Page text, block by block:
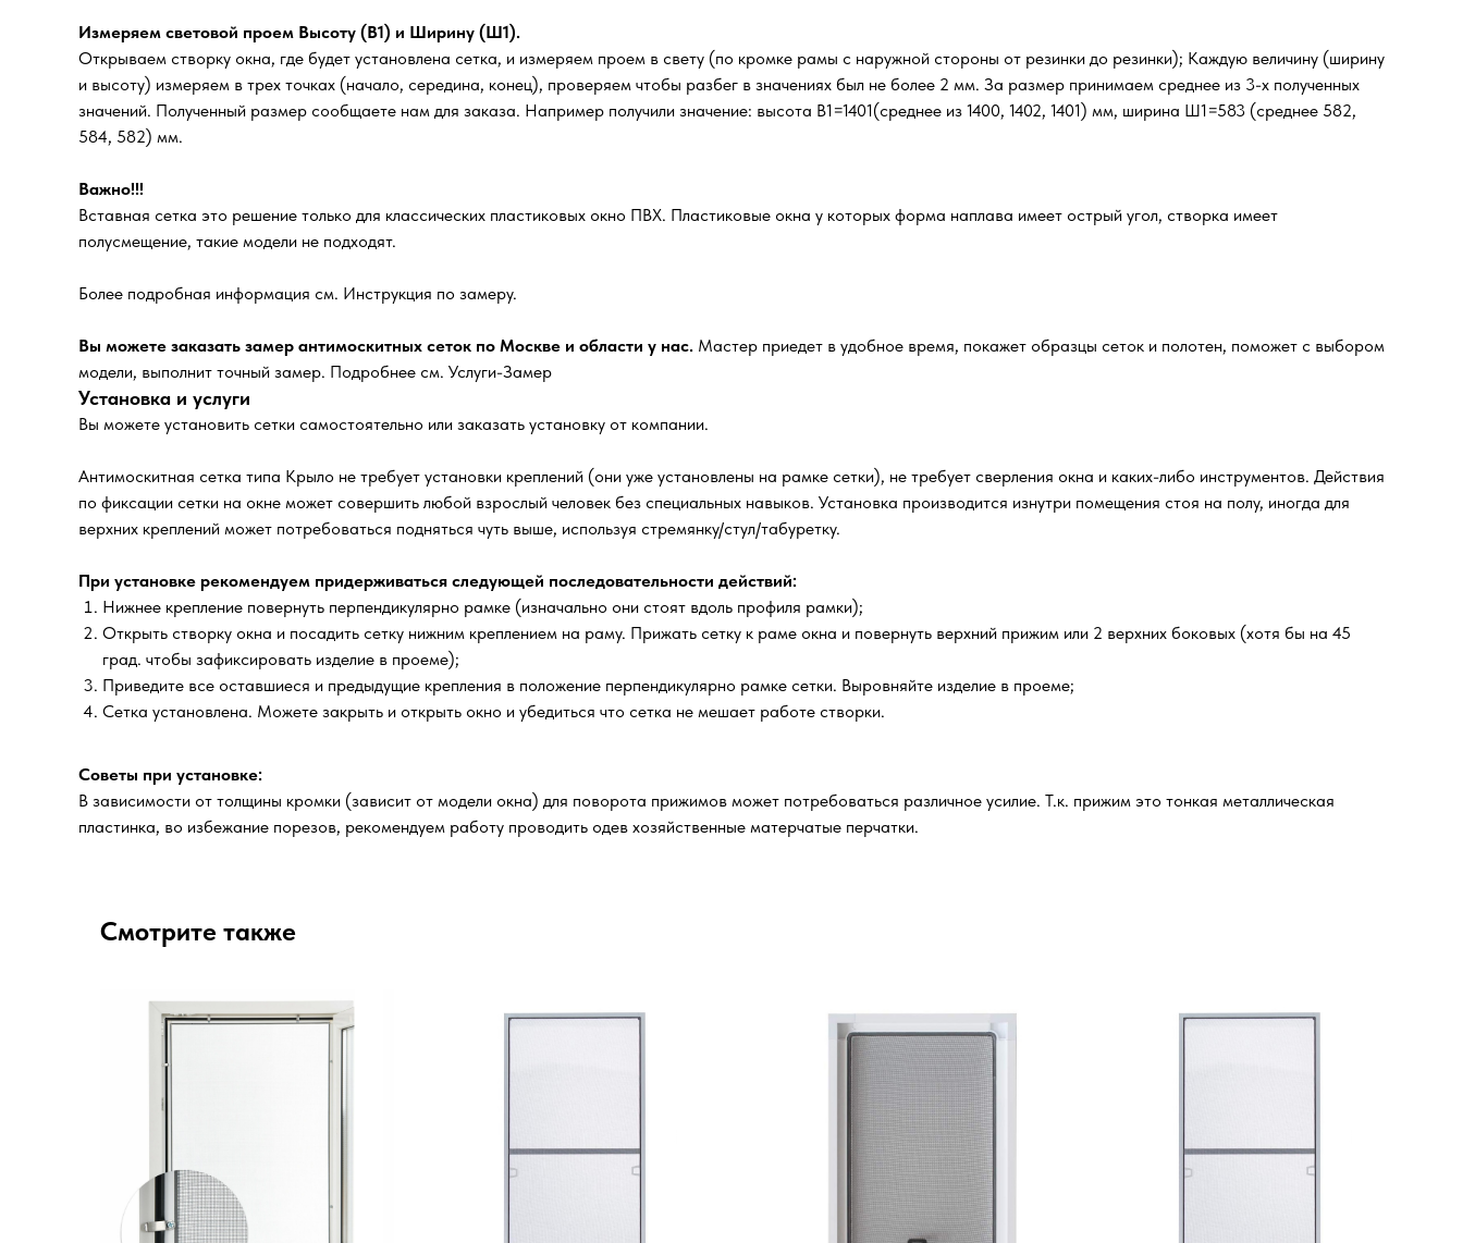
Измеряем световой проем Высоту (В1) и Ширину (Ш1).
Открываем створку окна, где будет установлена сетка, и измеряем проем в свету (по кромке рамы с наружной стороны от резинки до резинки); Каждую величину (ширину
и высоту) измеряем в трех точках (начало, середина, конец), проверяем чтобы разбег в значениях был не более 2 мм. За размер принимаем среднее из 3-х полученных
значений. Полученный размер сообщаете нам для заказа. Например получили значение: высота В1=1401(среднее из 1400, 1402, 1401) мм, ширина Ш1=583 (среднее 582,
584, 582) мм.
Важно!!!
Вставная сетка это решение только для классических пластиковых окно ПВХ. Пластиковые окна у которых форма наплава имеет острый угол, створка имеет
полусмещение, такие модели не подходят.
Более подробная информация см. Инструкция по замеру.
Вы можете заказать замер антимоскитных сеток по Москве и области у нас. Мастер приедет в удобное время, покажет образцы сеток и полотен, поможет с выбором
модели, выполнит точный замер. Подробнее см. Услуги-Замер
Установка и услуги
Вы можете установить сетки самостоятельно или заказать установку от компании.
Антимоскитная сетка типа Крыло не требует установки креплений (они уже установлены на рамке сетки), не требует сверления окна и каких-либо инструментов. Действия
по фиксации сетки на окне может совершить любой взрослый человек без специальных навыков. Установка производится изнутри помещения стоя на полу, иногда для
верхних креплений может потребоваться подняться чуть выше, используя стремянку/стул/табуретку.
При установке рекомендуем придерживаться следующей последовательности действий:
Нижнее крепление повернуть перпендикулярно рамке (изначально они стоят вдоль профиля рамки);
Открыть створку окна и посадить сетку нижним креплением на раму. Прижать сетку к раме окна и повернуть верхний прижим или 2 верхних боковых (хотя бы на 45
град. чтобы зафиксировать изделие в проеме);
Приведите все оставшиеся и предыдущие крепления в положение перпендикулярно рамке сетки. Выровняйте изделие в проеме;
Сетка установлена. Можете закрыть и открыть окно и убедиться что сетка не мешает работе створки.
Советы при установке:
В зависимости от толщины кромки (зависит от модели окна) для поворота прижимов может потребоваться различное усилие. Т.к. прижим это тонкая металлическая
пластинка, во избежание порезов, рекомендуем работу проводить одев хозяйственные матерчатые перчатки.
Смотрите также